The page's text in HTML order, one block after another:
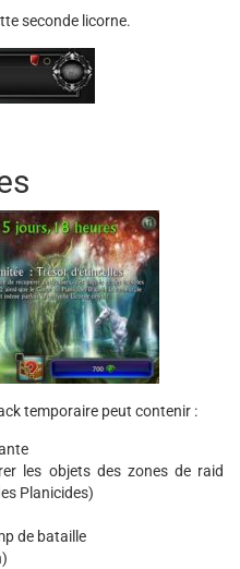
seconde licorne.
temporaire peut contenir :
les objets des zones de raid
Planicides)
de bataille